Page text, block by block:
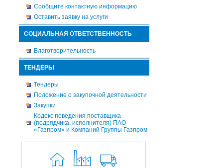
Сообщите контактную информацию
Оставить заявку на услуги
СОЦИАЛЬНАЯ ОТВЕТСТВЕННОСТЬ
Благотворительность
ТЕНДЕРЫ
Тендеры
Положение о закупочной деятельности
Закупки
Кодекс поведения поставщика
(подрядчика, исполнителя) ПАО
«Газпром» и Компаний Группы Газпром